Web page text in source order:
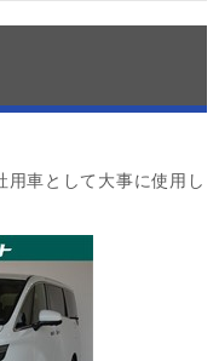
車として大事に使用し